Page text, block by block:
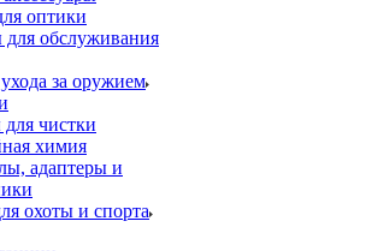
оптики
обслуживания
за оружием
чистки
химия
адаптеры и
охоты и спорта